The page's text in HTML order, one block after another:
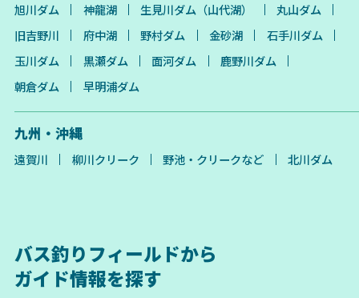
旭川ダム 神龍湖 生見川ダム（山代湖）
丸山ダム
旧吉野川
府中湖 野村ダム 金砂湖
石手川ダム
玉川ダム
黒瀬ダム 面河ダム
鹿野川ダム
朝倉ダム
早明浦ダム
九州・沖縄
遠賀川 柳川クリーク 野池・クリークなど 北川ダム
バス釣りフィールドから
ガイド情報を探す